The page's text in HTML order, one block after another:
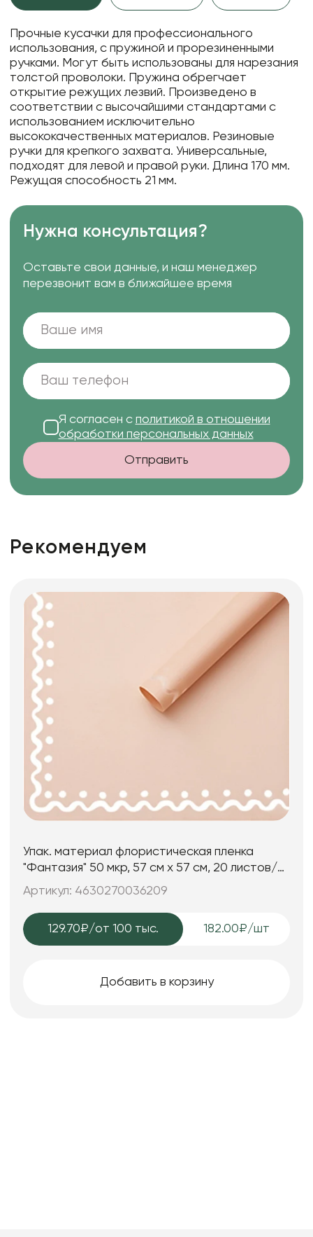
Прочные кусачки для профессионального
использования, с пружиной и прорезиненными
ручками. Могут быть использованы для нарезания
толстой проволоки. Пружина обрегчает
открытие режущих лезвий. Произведено в
соответствии с высочайшими стандартами с
использованием исключительно
высококачественных материалов. Резиновые
ручки для крепкого захвата. Универсальные,
подходят для левой и правой руки. Длина 170 мм.
Режущая способность 21 мм.
Нужна консультация?
Оставьте свои данные, и наш менеджер
перезвонит вам в ближайшее время
Я согласен с политикой в отношении
обработки персональных данных
Отправить
Рекомендуем
Упак. материал флористическая пленка
"Фантазия" 50 мкр, 57 см х 57 см, 20 листов/
упак., пудровый
Артикул: 4630270036209
129.70₽/от 100 тыс. 182.00₽/шт
Добавить в корзину